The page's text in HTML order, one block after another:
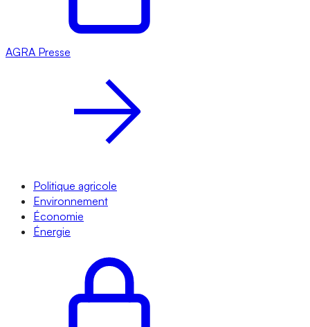
AGRA Presse
Politique agricole
Environnement
Économie
Énergie